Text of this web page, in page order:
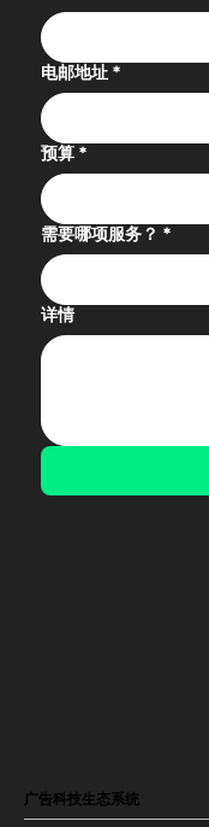
电邮地址 *
预算 *
需要哪项服务？ *
详情
广告科技生态系统